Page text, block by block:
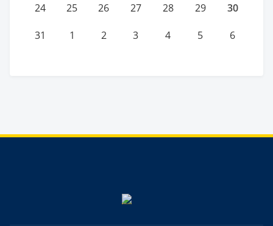
24 25 26 27 28 29 30
31 1 2 3 4 5 6